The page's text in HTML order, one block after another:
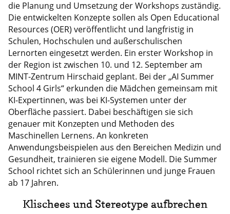
die Planung und Umsetzung der Workshops zuständig.
Die entwickelten Konzepte sollen als Open Educational
Resources (OER) veröffentlicht und langfristig in
Schulen, Hochschulen und außerschulischen
Lernorten eingesetzt werden. Ein erster Workshop in
der Region ist zwischen 10. und 12. September am
MINT-Zentrum Hirschaid geplant. Bei der „AI Summer
School 4 Girls“ erkunden die Mädchen gemeinsam mit
KI-Expertinnen, was bei KI-Systemen unter der
Oberfläche passiert. Dabei beschäftigen sie sich
genauer mit Konzepten und Methoden des
Maschinellen Lernens. An konkreten
Anwendungsbeispielen aus den Bereichen Medizin und
Gesundheit, trainieren sie eigene Modell. Die Summer
School richtet sich an Schülerinnen und junge Frauen
ab 17 Jahren.
Klischees und Stereotype aufbrechen